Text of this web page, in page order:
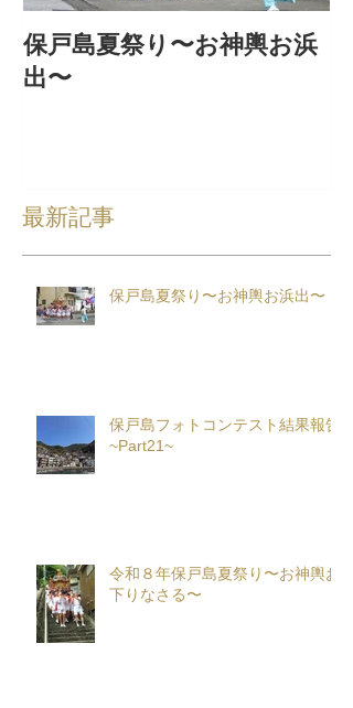
保戸島夏祭り〜お神輿お浜
出〜
最新記事
保戸島夏祭り〜お神輿お浜出〜
保戸島フォトコンテスト結果報告
~Part21~
令和８年保戸島夏祭り〜お神輿お
下りなさる〜